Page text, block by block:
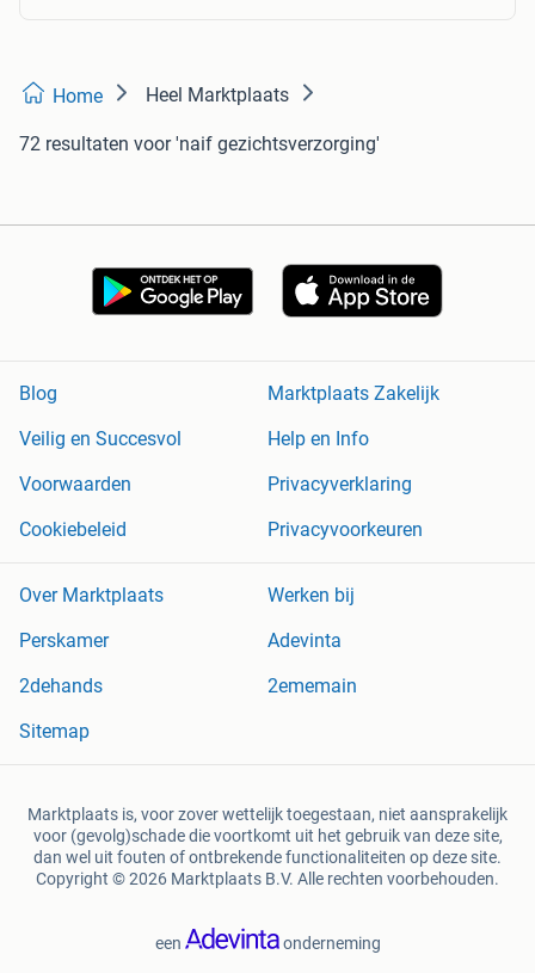
Home Heel Marktplaats
72 resultaten voor 'naif gezichtsverzorging'
Blog
Marktplaats Zakelijk
Veilig en Succesvol
Help en Info
Voorwaarden
Privacyverklaring
Cookiebeleid
Privacyvoorkeuren
Over Marktplaats
Werken bij
Perskamer
Adevinta
2dehands
2ememain
Sitemap
Marktplaats is, voor zover wettelijk toegestaan, niet aansprakelijk
voor (gevolg)schade die voortkomt uit het gebruik van deze site,
dan wel uit fouten of ontbrekende functionaliteiten op deze site.
Copyright © 2026 Marktplaats B.V. Alle rechten voorbehouden.
een onderneming